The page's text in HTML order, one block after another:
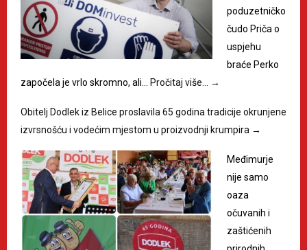
poduzetničko
čudo Priča o
uspjehu
braće Perko
započela je vrlo skromno, ali… Pročitaj više… →
Obitelj Dodlek iz Belice proslavila 65 godina tradicije okrunjene
izvrsnošću i vodećim mjestom u proizvodnji krumpira →
Međimurje
nije samo
oaza
očuvanih i
zaštićenih